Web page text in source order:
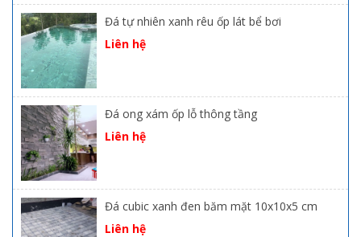
Đá tự nhiên xanh rêu ốp lát bể bơi
Liên hệ
Đá ong xám ốp lỗ thông tầng
Liên hệ
Đá cubic xanh đen băm mặt 10x10x5 cm
Liên hệ